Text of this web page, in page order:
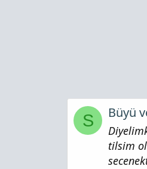
S Büyü
tilsim